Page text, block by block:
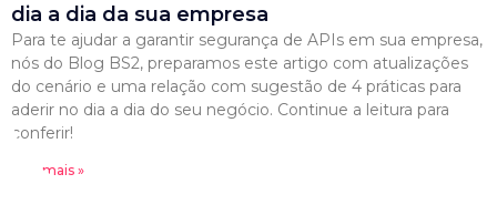
dia a dia da sua empresa
Para te ajudar a garantir segurança de APIs em sua empresa,
nós do Blog BS2, preparamos este artigo com atualizações
do cenário e uma relação com sugestão de 4 práticas para
aderir no dia a dia do seu negócio. Continue a leitura para
conferir!
Leia mais »